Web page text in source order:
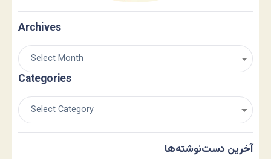
Archives
Categories
آخرین دست‌نوشته‌ها